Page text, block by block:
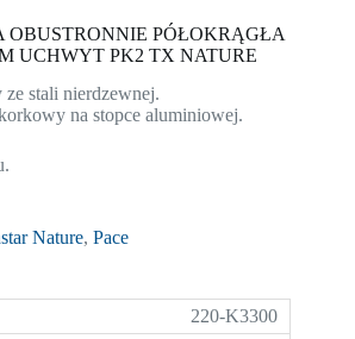
OBUSTRONNIE PÓŁOKRĄGŁA
UCHWYT PK2 TX NATURE
stali nierdzewnej.
na stopce aluminiowej.
Nature, Pace
220-K3300